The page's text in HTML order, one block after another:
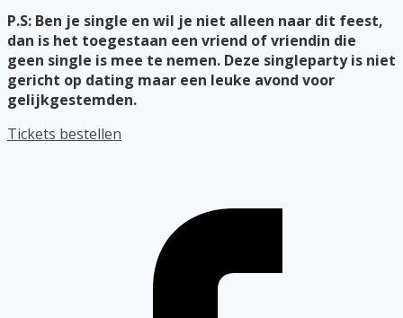
P.S: Ben je single en wil je niet alleen naar dit feest,
dan is het toegestaan een vriend of vriendin die
geen single is mee te nemen. Deze singleparty is niet
gericht op dating maar een leuke avond voor
gelijkgestemden.
Tickets bestellen